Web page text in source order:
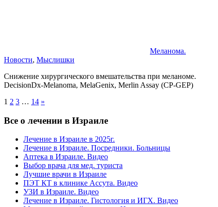
Меланома.
Новости, Мыслишки
Снижение хирургического вмешательства при меланоме.
DecisionDx-Melanoma, MelaGenix, Merlin Assay (CP-GEP)
Пагинация
записей
1 2 3 … 14 Next
»
Все о лечении в Израиле
Лечение в Израиле в 2025г.
Лечение в Израиле. Посредники. Больницы
Аптека в Израиле. Видео
Выбор врача для мед. туриста
Лучшие врачи в Израиле
ПЭТ КТ в клинике Ассута. Видео
УЗИ в Израиле. Видео
Лечение в Израиле. Гистология и ИГХ. Видео